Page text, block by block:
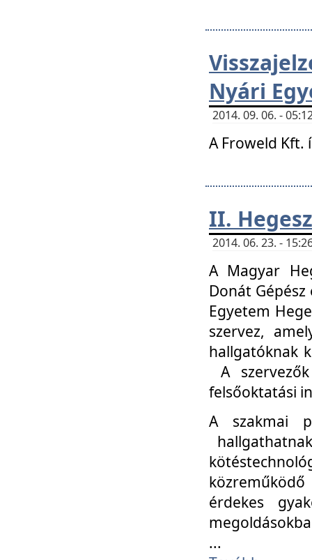
Nyári
2014. 09. 06. -
A Froweld
II.
2014. 06. 23. -
A Magyar
Donát
Egyetem
szervez,
hallgatóknak
A
felsőoktatási
A szakmai
érdekes
...